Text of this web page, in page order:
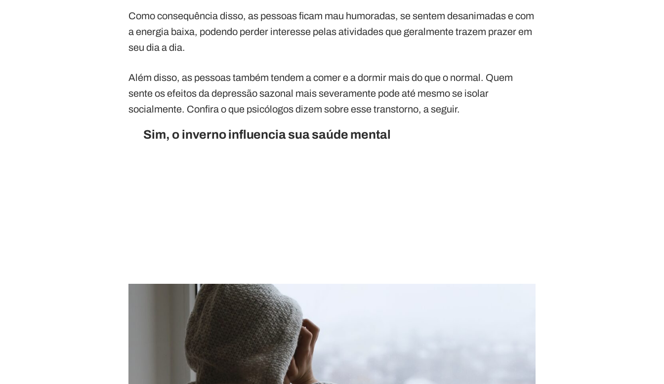
Como consequência disso, as pessoas ficam mau humoradas, se sentem desanimadas e com
a energia baixa, podendo perder interesse pelas atividades que geralmente trazem prazer em
seu dia a dia.
Além disso, as pessoas também tendem a comer e a dormir mais do que o normal. Quem
sente os efeitos da depressão sazonal mais severamente pode até mesmo se isolar
socialmente. Confira o que psicólogos dizem sobre esse transtorno, a seguir.
Sim, o inverno influencia sua saúde mental